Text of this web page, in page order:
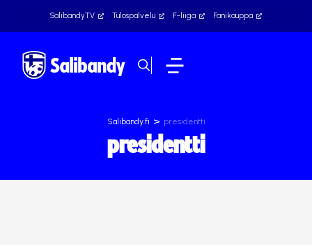
SalibandyTV Tulospalvelu F-liiga Fanikauppa
Salibandy.fi > presidentti
presidentti